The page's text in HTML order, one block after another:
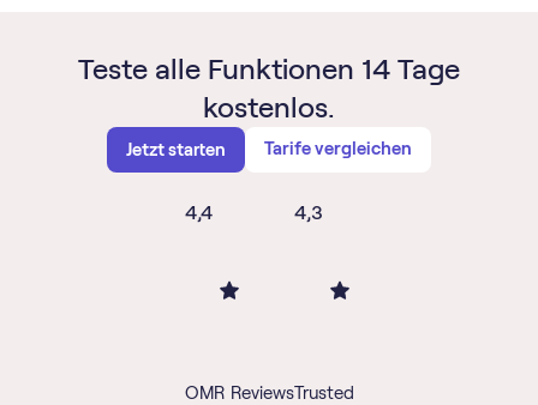
Teste alle Funktionen 14 Tage
kostenlos.
Jetzt starten Tarife vergleichen
4,4
OMR Reviews
4,3
Trusted